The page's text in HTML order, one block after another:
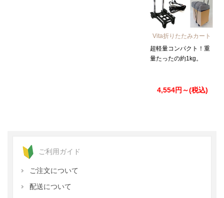
Vita折りたたみカート
超軽量コンパクト！重
量たったの約1kg。
4,554円～(税込)
ご利用ガイド
ご注文について
配送について